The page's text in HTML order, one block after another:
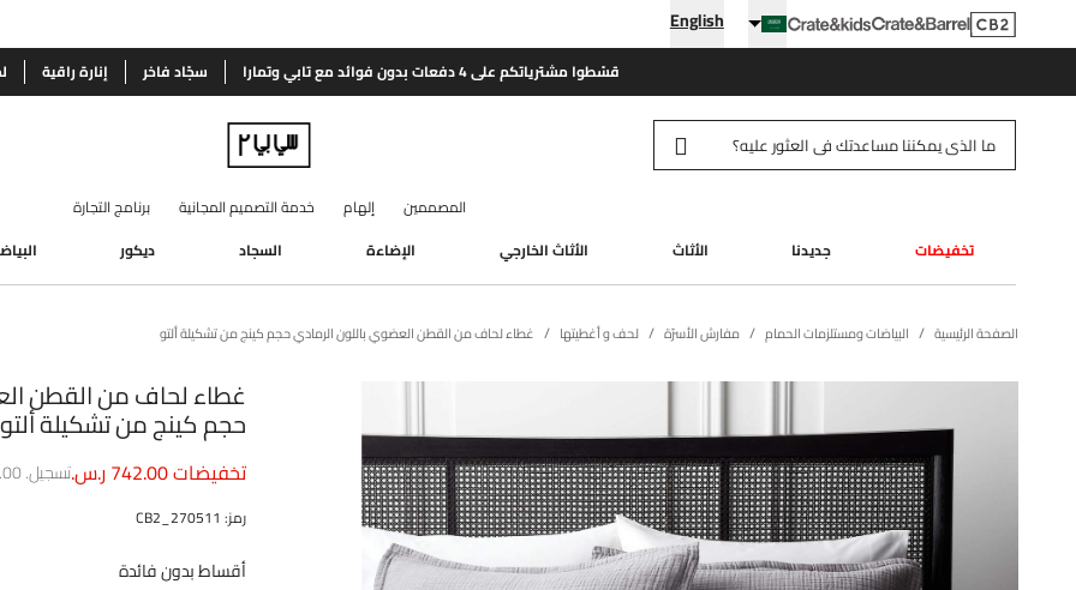
English
قسّطوا مشترياتكم على 4 دفعات بدون فوائد مع تابي وتمارا سجّاد فاخر إنارة راقية
المصممين إلهام خدمة التصميم المجانية
برنامج التجارة
تخفيضات
جديدنا الأثاث الأثاث الخارجي الإضاءة السجاد ديكور
الصفحة الرئيسية البياضات ومستلزمات الحمام مفارش الأسرّة لحف و أغطيتها غطاء لحاف من القطن العضوي باللون الرمادي حجم كينج من تشكيلة ألتو
غطاء لحاف من القطن
حجم كينج من تشكيلة ألتو
تسجيل. تخفيضات742.00 ر.س.
رمز:
270511_CB2
أقساط بدون فائدة